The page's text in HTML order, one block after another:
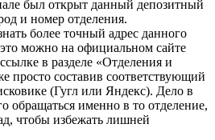
был открыт данный депозитный
и номер отделения.
более точный адрес данного
это можно на официальном сайте
в разделе «Отделения и
просто составив соответствующий
(Гугл или Яндекс). Дело в
обращаться именно в то отделение,
чтобы избежать лишней